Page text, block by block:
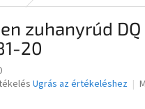
zuhanyrúd
20
Ugrás az értékeléshez